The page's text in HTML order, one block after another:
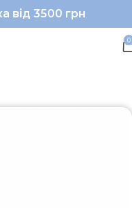
від 3500 грн
0